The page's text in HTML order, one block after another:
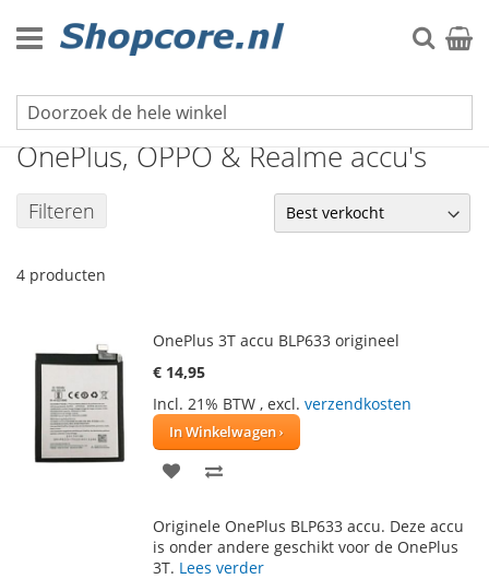
naar
de
Zoek
Mobiele telefoon accu's
OnePlus, OPPO & Realme accu's
Filteren
4 producten
OnePlus 3T accu BLP633 origineel
€ 14,95
Incl. 21% BTW , excl. verzendkosten
In Winkelwagen
VOEG
AAN TE
Originele OnePlus BLP633 accu. Deze accu
is onder andere geschikt voor de OnePlus
3T. Lees verder